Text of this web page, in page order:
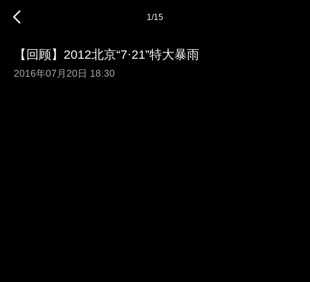
1/15
【回顾】2012北京“7·21”特大暴雨
2016年07月20日 18:30